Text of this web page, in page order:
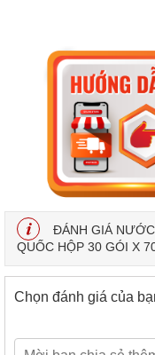
ĐÁNH GIÁ
QUỐC HỘP 30 GÓI X
Chọn đánh giá của